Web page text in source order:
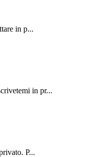
in p...
in pr...
P...